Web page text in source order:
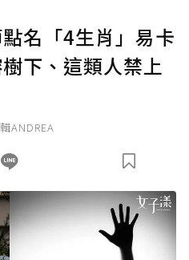
確認送出
0點；前往 購買點數
名「4生肖」易卡
下、這類人禁上
ANDREA